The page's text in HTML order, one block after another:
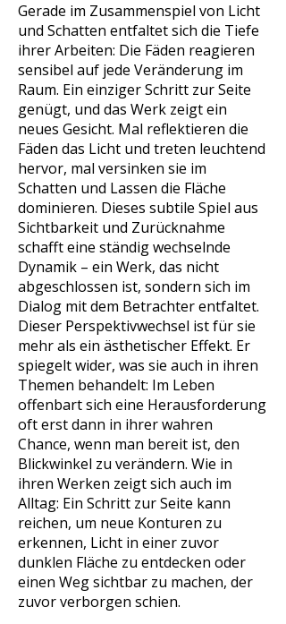
Gerade im Zusammenspiel von Licht
und Schatten entfaltet sich die Tiefe
ihrer Arbeiten: Die Fäden reagieren
sensibel auf jede Veränderung im
Raum. Ein einziger Schritt zur Seite
genügt, und das Werk zeigt ein
neues Gesicht. Mal reflektieren die
Fäden das Licht und treten leuchtend
hervor, mal versinken sie im
Schatten und Lassen die Fläche
dominieren. Dieses subtile Spiel aus
Sichtbarkeit und Zurücknahme
schafft eine ständig wechselnde
Dynamik – ein Werk, das nicht
abgeschlossen ist, sondern sich im
Dialog mit dem Betrachter entfaltet.
Dieser Perspektivwechsel ist für sie
mehr als ein ästhetischer Effekt. Er
spiegelt wider, was sie auch in ihren
Themen behandelt: Im Leben
offenbart sich eine Herausforderung
oft erst dann in ihrer wahren
Chance, wenn man bereit ist, den
Blickwinkel zu verändern. Wie in
ihren Werken zeigt sich auch im
Alltag: Ein Schritt zur Seite kann
reichen, um neue Konturen zu
erkennen, Licht in einer zuvor
dunklen Fläche zu entdecken oder
einen Weg sichtbar zu machen, der
zuvor verborgen schien.